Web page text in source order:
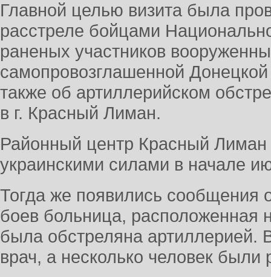
Главной целью визита была
расстреле бойцами
раненых участников
самопровозглашенной
также об артиллерийском
в г. Красный Лиман.
Районный центр Красный Лиман
украинскими силами в начале
Тогда же появились сообщения
боев больница, расположенная
была обстреляна артиллерией.
врач, а несколько человек были